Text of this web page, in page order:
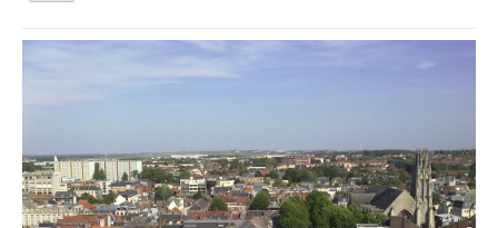
la
Vous êtes ici :
Accueil En quête de déplacements 2017
Animations et éducation
Accompagnement du territoire et ingénierie